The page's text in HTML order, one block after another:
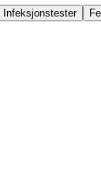
Infeksjonstester